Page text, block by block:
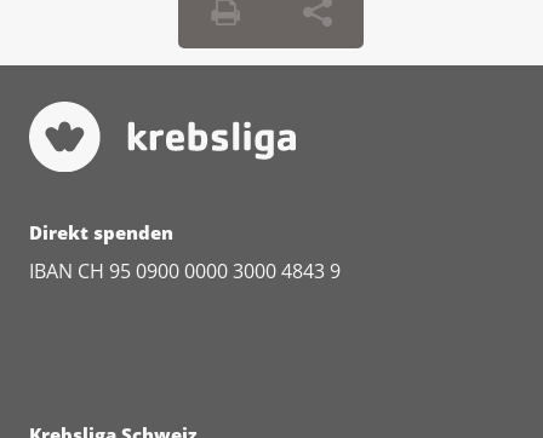
Direkt spenden
IBAN CH 95 0900 0000 3000 4843 9